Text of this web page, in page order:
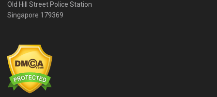
Old Hill Street Police Station
Singapore 179369